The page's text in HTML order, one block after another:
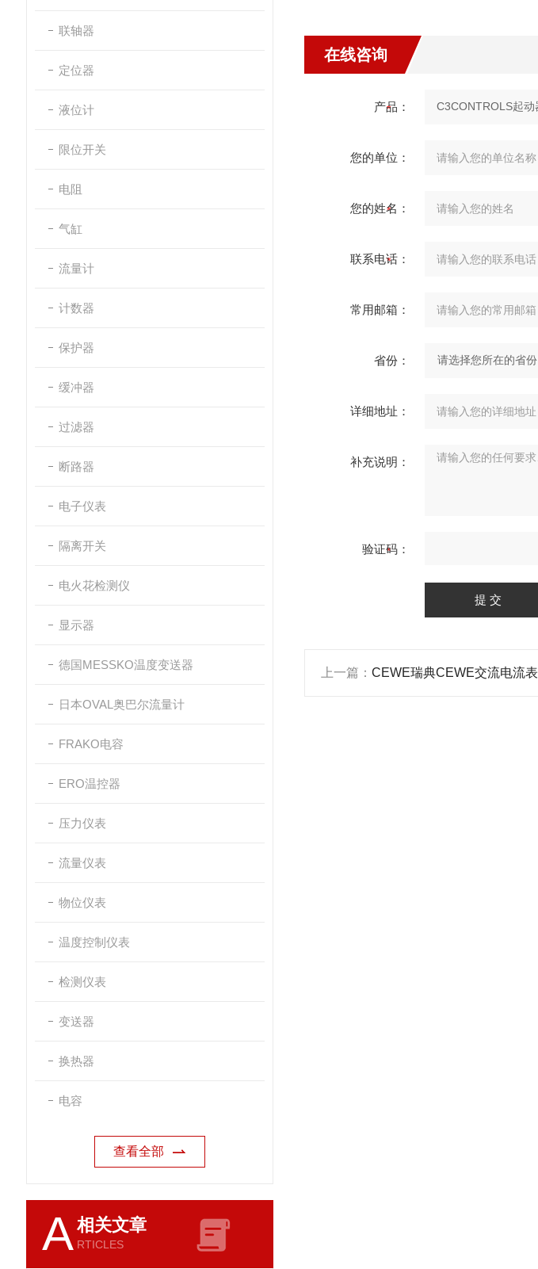
联轴器
定位器
液位计
限位开关
电阻
气缸
流量计
计数器
保护器
缓冲器
过滤器
断路器
电子仪表
隔离开关
电火花检测仪
显示器
德国MESSKO温度变送器
日本OVAL奥巴尔流量计
FRAKO电容
ERO温控器
压力仪表
流量仪表
物位仪表
温度控制仪表
检测仪表
变送器
换热器
电容
查看全部
A相关文章
RTICLES
在线咨询
产品：
您的单位：
您的姓名：
联系电话：
常用邮箱：
省份：
详细地址：
补充说明：
验证码：
上一篇： CEWE瑞典CEWE交流电流表